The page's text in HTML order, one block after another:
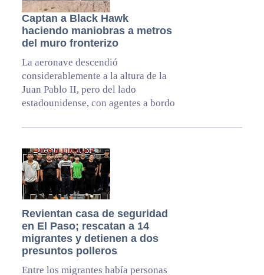
Captan a Black Hawk
haciendo maniobras a metros
del muro fronterizo
La aeronave descendió
considerablemente a la altura de la
Juan Pablo II, pero del lado
estadounidense, con agentes a bordo
Revientan casa de seguridad
en El Paso; rescatan a 14
migrantes y detienen a dos
presuntos polleros
Entre los migrantes había personas